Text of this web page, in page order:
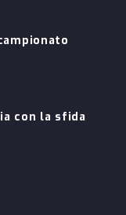
con la sfida